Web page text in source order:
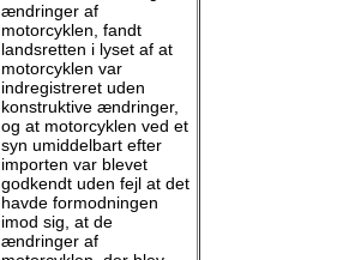
ændringer af
motorcyklen, fandt
landsretten i lyset af at
motorcyklen var
indregistreret uden
konstruktive ændringer,
og at motorcyklen ved et
syn umiddelbart efter
importen var blevet
godkendt uden fejl at det
havde formodningen
imod sig, at de
ændringer af